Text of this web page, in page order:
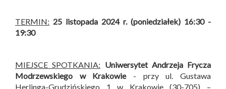
TERMIN: 25 listopada 2024 r. (poniedziałek) 16:30 -
19:30
MIEJSCE SPOTKANIA: Uniwersytet Andrzeja Frycza
Modrzewskiego w Krakowie- przy ul. Gustawa
Herlinga-Grudzińskiego 1 w Krakowie (30-705) –